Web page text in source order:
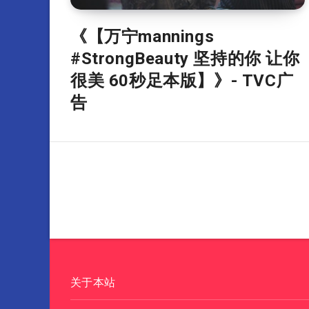
《【万宁mannings
#StrongBeauty 坚持的你 让你
很美 60秒足本版】》- TVC广
告
关于本站